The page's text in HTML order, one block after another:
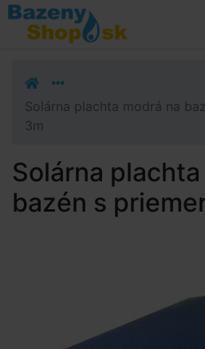
Prejsť k navigácii
Prejsť na obsah
Prejsť k bočnému stĺpci
Solárna plachta modrá na
3m
Solárna
bazén s